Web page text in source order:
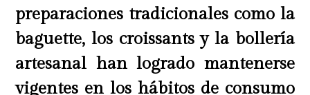
preparaciones tradicionales como la
baguette, los croissants y la bollería
artesanal han logrado mantenerse
vigentes en los hábitos de consumo